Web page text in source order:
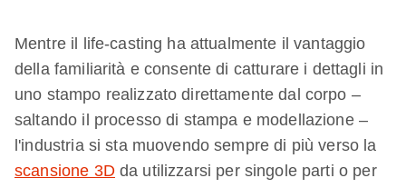
Mentre il life-casting ha attualmente il vantaggio
della familiarità e consente di catturare i dettagli in
uno stampo realizzato direttamente dal corpo –
saltando il processo di stampa e modellazione –
l'industria si sta muovendo sempre di più verso la
scansione 3Dda utilizzarsi per singole parti o per